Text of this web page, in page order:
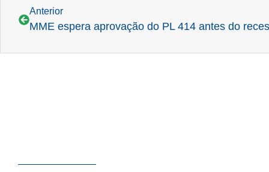
Anterior
MME espera aprovação do PL 414 antes do